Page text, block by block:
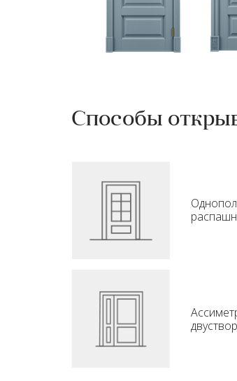
Способы